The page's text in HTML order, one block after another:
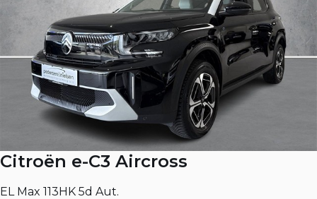
Citroën e-C3 Aircross
EL Max 113HK 5d Aut.